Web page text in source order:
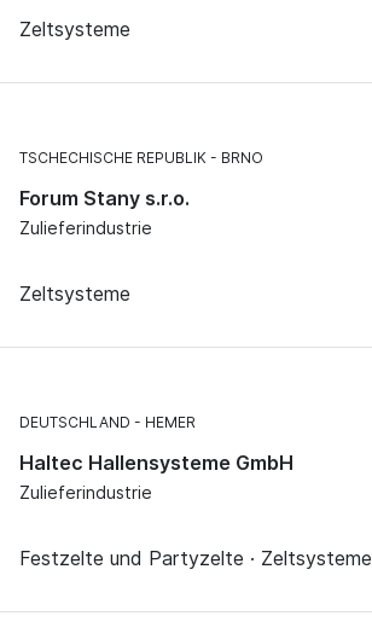
Zeltsysteme
TSCHECHISCHE REPUBLIK BRNO
Forum Stany s.r.o.
Zulieferindustrie
Zeltsysteme
DEUTSCHLAND HEMER
Haltec Hallensysteme GmbH
Zulieferindustrie
Festzelte und Partyzelte · Zeltsysteme